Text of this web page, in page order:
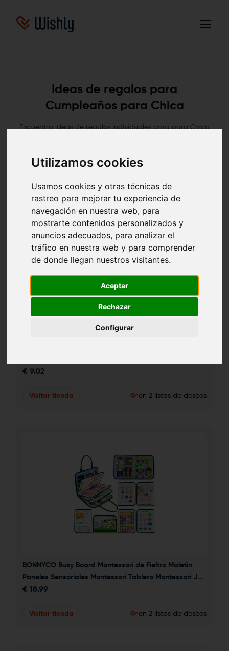
Utilizamos cookies
Usamos cookies y otras técnicas de
rastreo para mejorar tu experiencia de
navegación en nuestra web, para
mostrarte contenidos personalizados y
anuncios adecuados, para analizar el
tráfico en nuestra web y para comprender
de donde llegan nuestros visitantes.
Aceptar
Rechazar
Configurar
Ideas de regalos para
Cumpleaños para Chica
Encuentra ideas de regalos individuales para para Chica
Nacimiento Otros
€ 9.02
Visitar tienda en 2 listas de deseos
BONNYCO Busy Board Montessori de Fieltro Maletin
Paneles Sensoriales Montessori Tablero Montessori J...
€ 18.99
Visitar tienda en 2 listas de deseos